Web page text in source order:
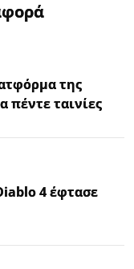
της
πέντε ταινίες
4 έφτασε